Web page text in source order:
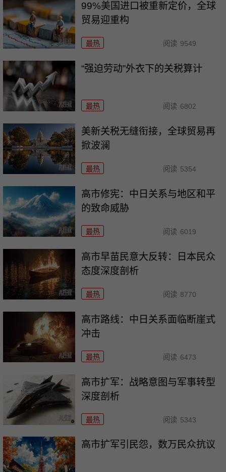
99%美国进口被重新定价，全球
贸易迎重构
最热 阅读 9549
“强迫劳动”外衣下的关税算计
最热 阅读 6802
美新关税无缝衔接，全球贸易再
掀波澜
最热 阅读 5354
高市修宪：中日关系与地区和平
的致命威胁
最热 阅读 6019
高市早苗民意大反转：日本民众
态度深度剖析
最热 阅读 8770
高市路线：中日关系面临断崖式
冲击
最热 阅读 6473
高市扩军：战略意图与军事转型
深度剖析
最热 阅读 5343
高市扩军引民怨，数万民众抗议